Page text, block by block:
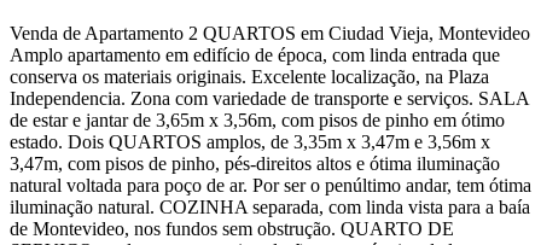
Venda de Apartamento 2 QUARTOS em Ciudad Vieja, Montevideo
Amplo apartamento em edifício de época, com linda entrada que
conserva os materiais originais. Excelente localização, na Plaza
Independencia. Zona com variedade de transporte e serviços. SALA
de estar e jantar de 3,65m x 3,56m, com pisos de pinho em ótimo
estado. Dois QUARTOS amplos, de 3,35m x 3,47m e 3,56m x
3,47m, com pisos de pinho, pés-direitos altos e ótima iluminação
natural voltada para poço de ar. Por ser o penúltimo andar, tem ótima
iluminação natural. COZINHA separada, com linda vista para a baía
de Montevideo, nos fundos sem obstrução. QUARTO DE